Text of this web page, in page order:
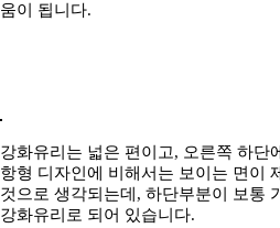
움이 됩니다.
강화유리는 넓은 편이고, 오른쪽 하
항형 디자인에 비해서는 보이는 면이
것으로 생각되는데, 하단부분이 보통
강화유리로 되어 있습니다.